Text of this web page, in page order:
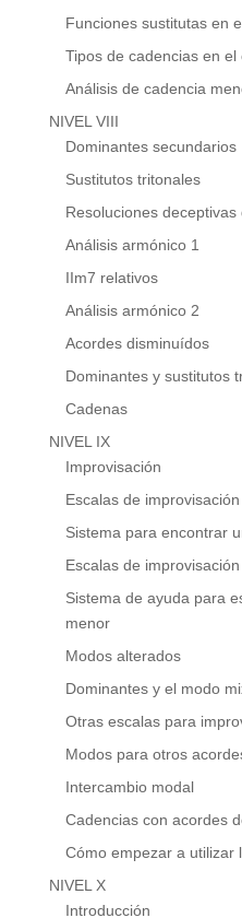
Funciones sustitutas en
Tipos de cadencias en
Análisis de cadencia
NIVEL VIII
Dominantes secundarios
Sustitutos tritonales
Resoluciones
Análisis armónico 1
IIm7 relativos
Análisis armónico 2
Acordes disminuídos
Dominantes y sustitutos
Cadenas
NIVEL IX
Improvisación
Escalas de improvisación
Sistema para encontrar
Escalas de
Sistema de ayuda para
menor
Modos alterados
Dominantes y el modo
Otras escalas para
Modos para otros
Intercambio modal
Cadencias con acordes
Cómo empezar a utilizar
NIVEL X
Introducción